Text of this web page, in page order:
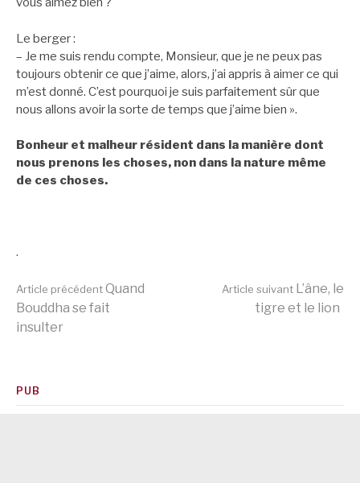
Le berger :
– Je me suis rendu compte, Monsieur, que je ne peux pas
toujours obtenir ce que j’aime, alors, j’ai appris à aimer ce qui
m’est donné. C’est pourquoi je suis parfaitement sûr que
nous allons avoir la sorte de temps que j’aime bien ».
Bonheur et malheur résident dans la manière dont
nous prenons les choses, non dans la nature même
de ces choses.
.
Lire
suite
Article précédentQuand
Bouddha se fait
insulter
Article suivant L’âne, le
tigre et le lion
PUB